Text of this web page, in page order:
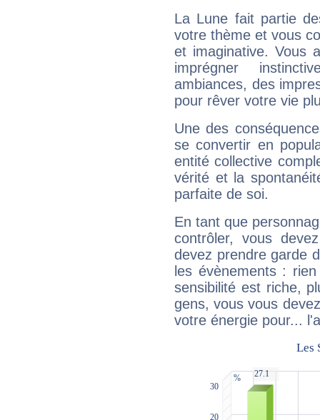
La Lune fait partie
votre thème et vous
et imaginative. Vous
imprégner
ambiances, des
pour rêver votre vie
Une des
se convertir en
entité collective
vérité et la
parfaite de soi.
En tant que
contrôler, vous
devez prendre garde
les évènements :
sensibilité est riche,
gens, vous vous
votre énergie pour...